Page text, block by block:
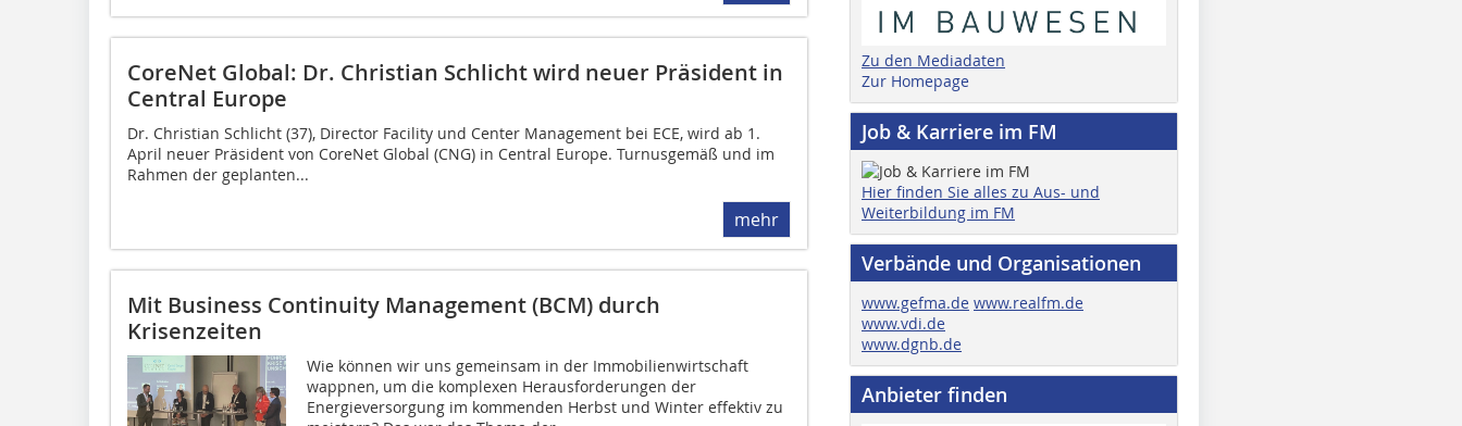
CoreNet Global: Dr. Christian Schlicht wird neuer Präsident in
Central Europe
Dr. Christian Schlicht (37), Director Facility und Center Management bei ECE, wird ab 1.
April neuer Präsident von CoreNet Global (CNG) in Central Europe. Turnusgemäß und im
Rahmen der geplanten...
mehr
Mit Business Continuity Management (BCM) durch
Krisenzeiten
Wie können wir uns gemeinsam in der Immobilienwirtschaft
wappnen, um die komplexen Herausforderungen der
Energieversorgung im kommenden Herbst und Winter effektiv zu
Zu den Mediadaten
Zur Homepage
Job & Karriere im FM
Hier finden Sie alles zu Aus- und
Weiterbildung im FM
Verbände und Organisationen
www.gefma.de www.realfm.de
www.vdi.de
www.dgnb.de
Anbieter finden